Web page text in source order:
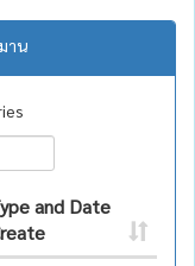
าน
and Date